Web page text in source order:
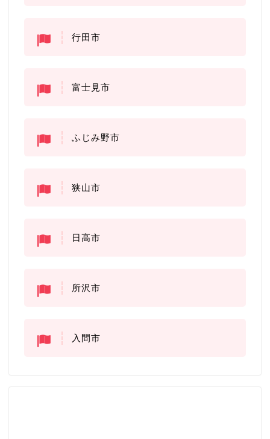
行田市
富士見市
ふじみ野市
狭山市
日高市
所沢市
入間市